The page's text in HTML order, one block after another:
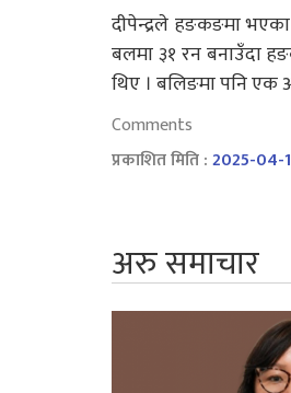
दीपेन्द्रले हङकङमा
बलमा ३१ रन बनाउँदा
थिए । बलिङमा पनि एक
Comments
प्रकाशित मिति :2025-04-
अरु समाचार